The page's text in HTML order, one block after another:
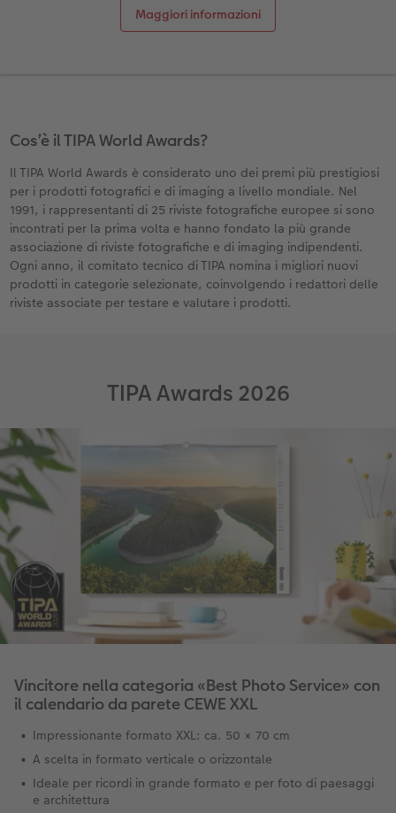
Custodia personalizzata
Copertina in pelle e lino
Primi passi
Come ordinare
Esempi di clienti
Storie dei clienti
Accessori
Nature Prints
Foto adesivi
Foto istantanee
Fototessere
Accessori
Poster con mappa
Plexiglas
Poster in alluminio
Foto su legno
Poster Gallery
Poster su forex
Consigli decorazione murale
Altre occasioni
Cartoline postali
Cartoline singole con spedizione diretta
Giochi
Faber-Castell
Stampe artistiche
Foto-box regalo
Idee regalo
Buono regalo CEWE
Novità
Cover in silicone
Cover in legno
Cover cellulare con tracolla
Con design
Calendari da parete con design
Calendario da parete A3
Calendario da tavolo quadrato
Accessori
Cartoline fotografiche istantanee
Foto mosaico istantanee
Fototessere biometriche
Trova la filiale
per il compleanno
Fotoregali per Pasqua
per gli sposi
per l’addio al nubilato
Matrimonio
Storie dei clienti
App
Maggiori informazioni
Cos’è il TIPA World Awards?
Il TIPA World Awards è considerato uno dei premi più prestigiosi
per i prodotti fotografici e di imaging a livello mondiale. Nel
1991, i rappresentanti di 25 riviste fotografiche europee si sono
incontrati per la prima volta e hanno fondato la più grande
associazione di riviste fotografiche e di imaging indipendenti.
Ogni anno, il comitato tecnico di TIPA nomina i migliori nuovi
prodotti in categorie selezionate, coinvolgendo i redattori delle
riviste associate per testare e valutare i prodotti.
TIPA Awards 2026
Vincitore nella categoria «Best Photo Service» con
il calendario da parete CEWE XXL
Impressionante formato XXL: ca. 50 × 70 cm
A scelta in formato verticale o orizzontale
Ideale per ricordi in grande formato e per foto di paesaggi
e architettura